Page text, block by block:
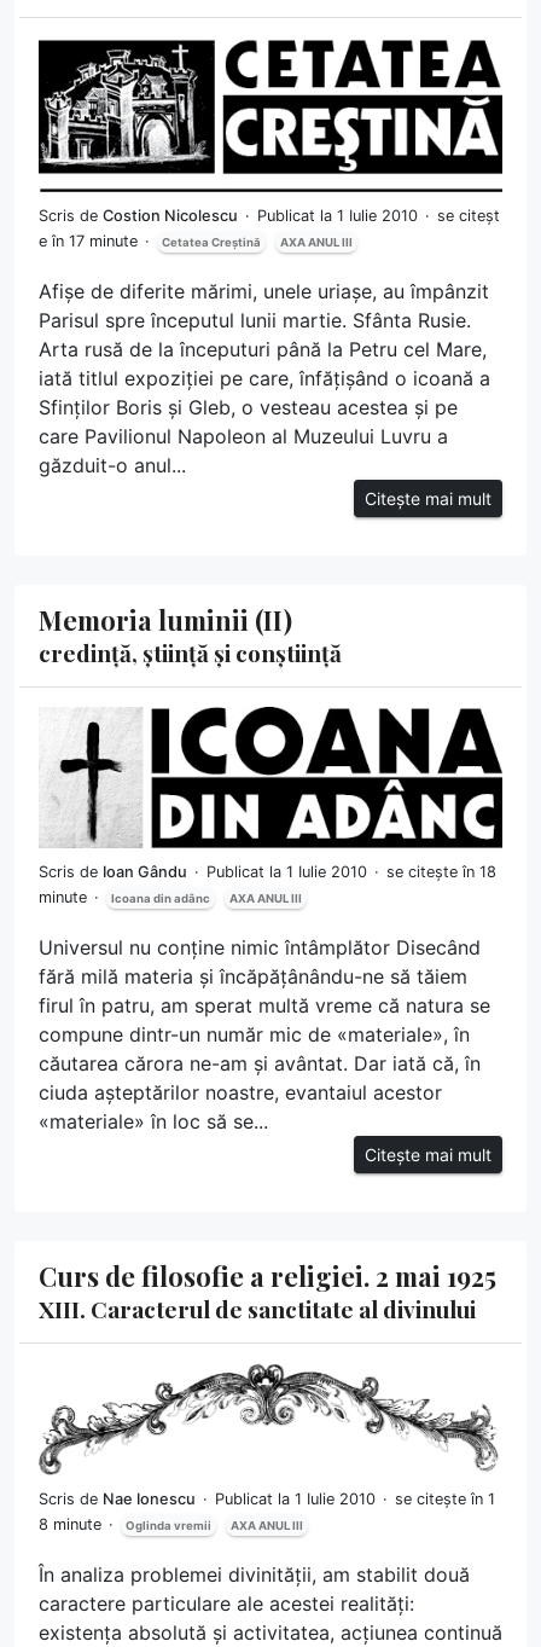
Scris de Costion Nicolescu Publicat la 1 Iulie 2010
se citeșt
e în 17 minute
Cetatea Creștină AXA ANUL III
Afișe de diferite mărimi, unele uriașe, au împânzit
Parisul spre începutul lunii martie. Sfânta Rusie.
Arta rusă de la începuturi până la Petru cel Mare,
iată titlul expoziției pe care, înfățișând o icoană a
Sfinților Boris și Gleb, o vesteau acestea și pe
care Pavilionul Napoleon al Muzeului Luvru a
găzduit-o anul...
Citește mai mult
Memoria luminii (II)
credință, știință și conștiință
Scris de Ioan Gându Publicat la 1 Iulie 2010
se citește în 18
minute
Icoana din adânc AXA ANUL III
Universul nu conține nimic întâmplător Disecând
fără milă materia și încăpățânându-ne să tăiem
firul în patru, am sperat multă vreme că natura se
compune dintr-un număr mic de «materiale», în
căutarea cărora ne-am și avântat. Dar iată că, în
ciuda așteptărilor noastre, evantaiul acestor
«materiale» în loc să se...
Citește mai mult
Curs de filosofie a religiei. 2 mai 1925
XIII. Caracterul de sanctitate al divinului
Scris de Nae Ionescu Publicat la 1 Iulie 2010
se citește în 1
8 minute
Oglinda vremii AXA ANUL III
În analiza problemei divinității, am stabilit două
caractere particulare ale acestei realități:
existența absolută și activitatea, acțiunea continuă